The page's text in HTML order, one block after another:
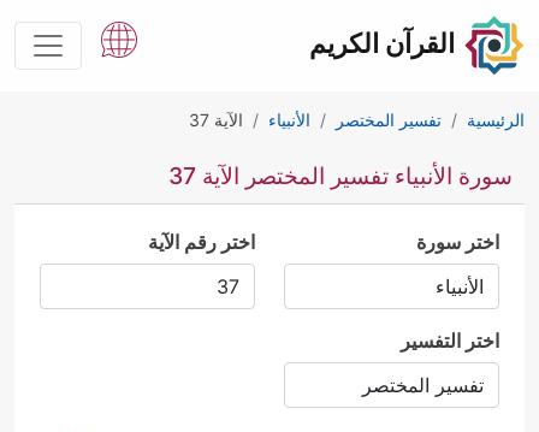
القرآن الكريم
الرئيسية تفسير المختصر الأنبياء الآية 37
سورة الأنبياء تفسير المختصر الآية 37
اختر سورة اختر رقم الآية
اختر التفسير